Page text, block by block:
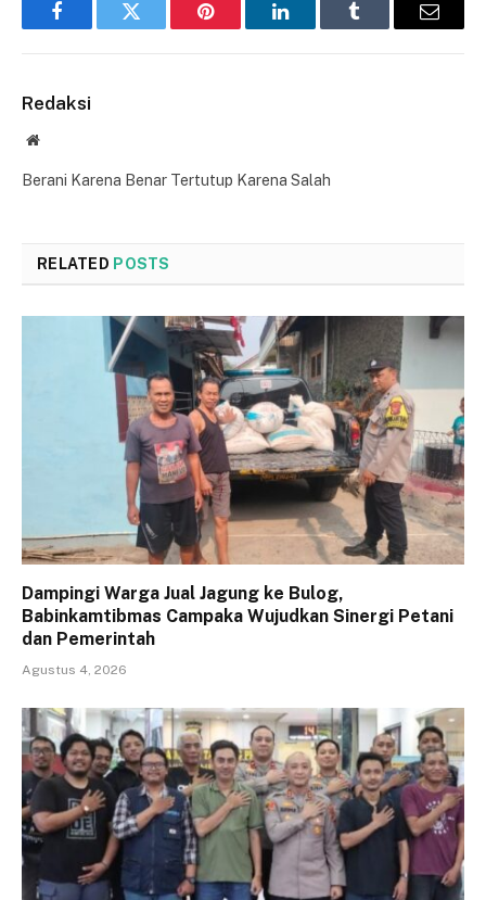
FacebookTwitter Pinterest LinkedInTumblr Email
Redaksi
Website
Berani Karena Benar Tertutup Karena Salah
RELATED POSTS
Dampingi Warga Jual Jagung ke Bulog,
Babinkamtibmas Campaka Wujudkan Sinergi Petani
dan Pemerintah
Agustus 4, 2026